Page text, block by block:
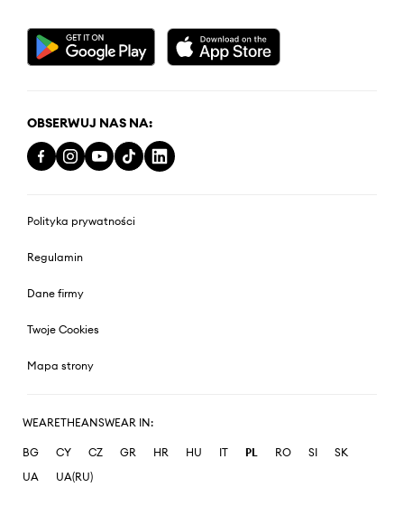
OBSERWUJ NAS NA:
Polityka prywatności
Regulamin
Dane firmy
Twoje Cookies
Mapa strony
WEARETHEANSWEAR IN:
BG CY CZ GR HR HU IT PL RO SI
SK
UA
UA(RU)